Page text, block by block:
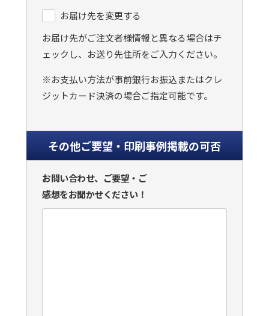
お届け先を変更する
お届け先がご注文者様情報と異なる場合はチ
ェックし、お送り先住所をご入力ください。
※お支払い方法が事前銀行お振込またはクレ
ジットカード決済の場合ご指定可能です。
その他ご要望・印刷事例掲載の可否
お問い合わせ、ご要望・ご
感想をお聞かせください！